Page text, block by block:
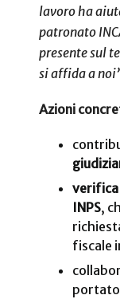
lavoro ha
patronato
presente sul
si affida a
Azioni
verifica
INPS,
fiscale
portato